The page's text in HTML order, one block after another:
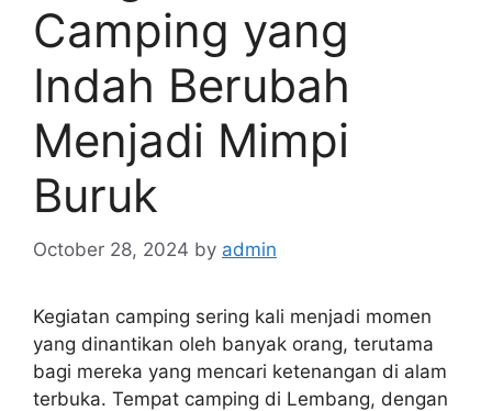
Camping yang
Indah Berubah
Menjadi Mimpi
Buruk
October 28, 2024 by admin
Kegiatan camping sering kali menjadi momen
yang dinantikan oleh banyak orang, terutama
bagi mereka yang mencari ketenangan di alam
terbuka. Tempat camping di Lembang, dengan